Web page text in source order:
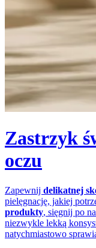
Zastrzyk
oczu
Zapewnij delikatnej
pielęgnację, jakiej
produkty, sięgnij po
niezwykle lekką
natychmiastowo